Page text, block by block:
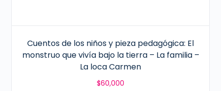
Cuentos de los niños y pieza pedagógica: El
monstruo que vivía bajo la tierra – La familia –
La loca Carmen
$60,000